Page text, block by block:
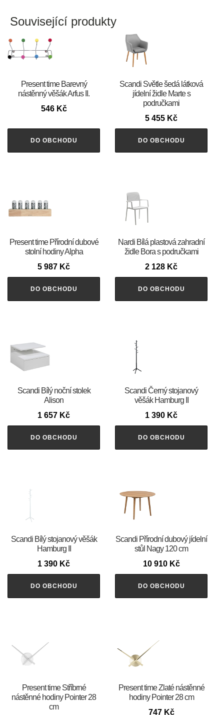
Související produkty
Present time Barevný
nástěnný věšák Arfus II.
546 Kč
DO OBCHODU
Scandi Světle šedá látková
jídelní židle Marte s
područkami
5 455 Kč
DO OBCHODU
Present time Přírodní dubové
stolní hodiny Alpha
5 987 Kč
DO OBCHODU
Nardi Bílá plastová zahradní
židle Bora s područkami
2 128 Kč
DO OBCHODU
Scandi Bílý noční stolek
Alison
1 657 Kč
DO OBCHODU
Scandi Černý stojanový
věšák Hamburg II
1 390 Kč
DO OBCHODU
Scandi Bílý stojanový věšák
Hamburg II
1 390 Kč
DO OBCHODU
Scandi Přírodní dubový jídelní
stůl Nagy 120 cm
10 910 Kč
DO OBCHODU
Present time Stříbrné
nástěnné hodiny Pointer 28
cm
Present time Zlaté nástěnné
hodiny Pointer 28 cm
747 Kč